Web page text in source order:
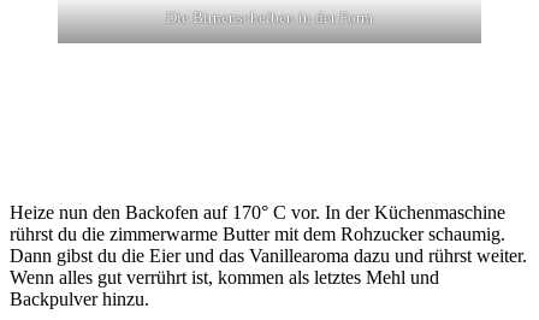
Die Birnenscheiben in der Form
Heize nun den Backofen auf 170° C vor. In der Küchenmaschine
rührst du die zimmerwarme Butter mit dem Rohzucker schaumig.
Dann gibst du die Eier und das Vanillearoma dazu und rührst weiter.
Wenn alles gut verrührt ist, kommen als letztes Mehl und
Backpulver hinzu.